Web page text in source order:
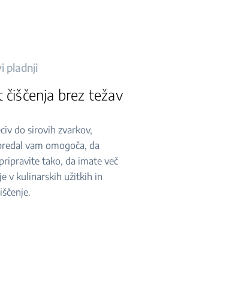
pladnji
čiščenja brez težav
do sirovih zvarkov,
vam omogoča, da
tako, da imate več
v kulinarskih užitkih in